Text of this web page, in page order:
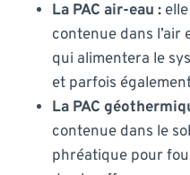
La PAC air-eau :
contenue dans l’air
qui alimentera le
et parfois
La PAC
contenue dans le
phréatique pour